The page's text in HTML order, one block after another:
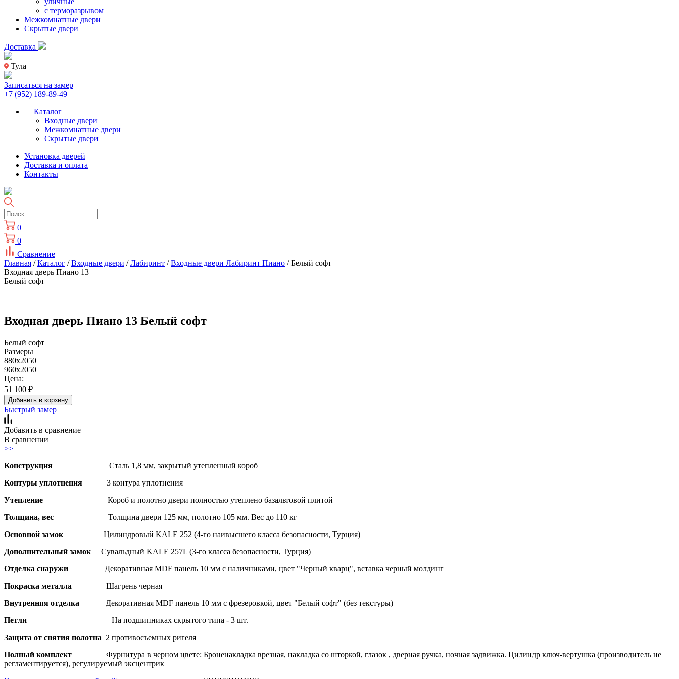
с терморазрывом
Межкомнатные двери
Скрытые двери
Доставка
Тула
Записаться на замер
+7 (952) 189-89-49
Каталог
Входные двери
Межкомнатные двери
Скрытые двери
Установка дверей
Доставка и оплата
Контакты
0
0
Сравнение
Главная /Каталог /Входные двери /Лабиринт /Входные двери Лабиринт Пиано / Белый софт
Входная дверь Пиано 13
Белый софт
Входная дверь Пиано 13 Белый софт
Белый софт
Размеры
880х2050
960х2050
Цена:
51 100 ₽
Добавить в корзину
Быстрый замер
Добавить в сравнение
В сравнении
>>
Конструкция Сталь 1,8 мм, закрытый утепленный короб
Контуры уплотнения 3 контура уплотнения
Утепление Короб и полотно двери полностью утеплено базальтовой плитой
Толщина, вес Толщина двери 125 мм, полотно 105 мм. Вес до 110 кг
Основной замок Цилиндровый KALE 252 (4-го наивысшего класса безопасности, Турция)
Дополнительный замок Сувальдный KALE 257L (3-го класса безопасности, Турция)
Отделка снаружи Декоративная MDF панель 10 мм с наличниками, цвет "Черный кварц", вставка черный молдинг
Покраска металла Шагрень черная
Внутренняя отделка Декоративная MDF панель 10 мм с фрезеровкой, цвет "Белый софт" (без текстуры)
Петли На подшипниках скрытого типа - 3 шт.
Защита от снятия полотна 2 противосъемных ригеля
Полный комплект Фурнитура в черном цвете: Броненакладка врезная, накладка со шторкой, глазок , дверная ручка, ночная задвижка. Цилиндр ключ-вертушка (производитель не
регламентируется), регулируемый эксцентрик